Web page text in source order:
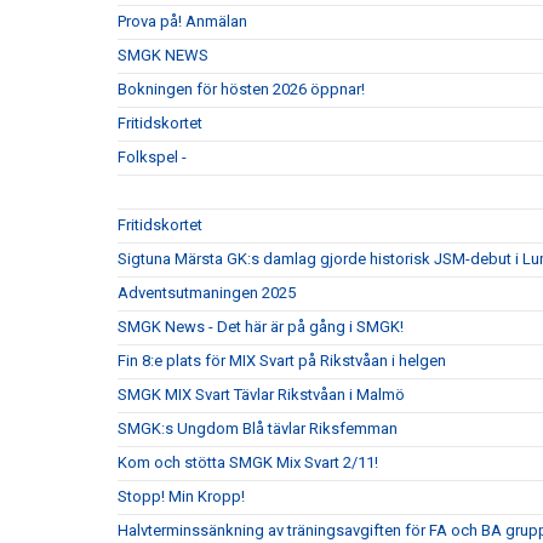
Prova på! Anmälan
SMGK NEWS
Bokningen för hösten 2026 öppnar!
Fritidskortet
Folkspel -
Fritidskortet
Sigtuna Märsta GK:s damlag gjorde historisk JSM-debut i
Adventsutmaningen 2025
SMGK News - Det här är på gång i SMGK!
Fin 8:e plats för MIX Svart på Rikstvåan i helgen
SMGK MIX Svart Tävlar Rikstvåan i Malmö
SMGK:s Ungdom Blå tävlar Riksfemman
Kom och stötta SMGK Mix Svart 2/11!
Stopp! Min Kropp!
Halvterminssänkning av träningsavgiften för FA och BA